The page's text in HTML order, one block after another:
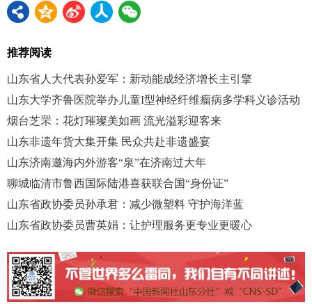
推荐阅读
山东省人大代表孙爱军：新动能成经济增长主引擎
山东大学齐鲁医院举办儿童I型神经纤维瘤病多学科义诊活动
烟台芝罘：花灯璀璨美如画 流光溢彩迎客来
山东非遗年货大集开集 民众共赴非遗盛宴
山东济南邀海内外游客“泉”在济南过大年
聊城临清市鲁西国际陆港喜获联合国“身份证”
山东省政协委员孙承君：减少微塑料 守护海洋蓝
山东省政协委员曹英娟：让护理服务更专业更暖心